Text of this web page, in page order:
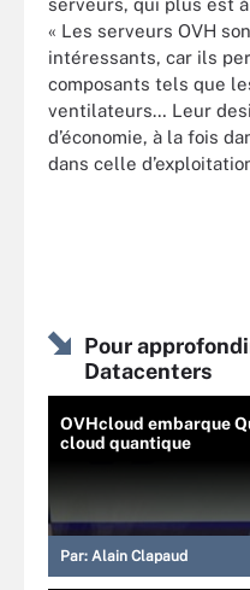
serveurs, qui plus est
« Les serveurs OVH
intéressants, car ils
composants tels que
ventilateurs… Leur
d’économie, à la fois
dans celle
Pour
Datacenters
OVHcloud embarque
cloud quantique
Par: Alain Clapaud